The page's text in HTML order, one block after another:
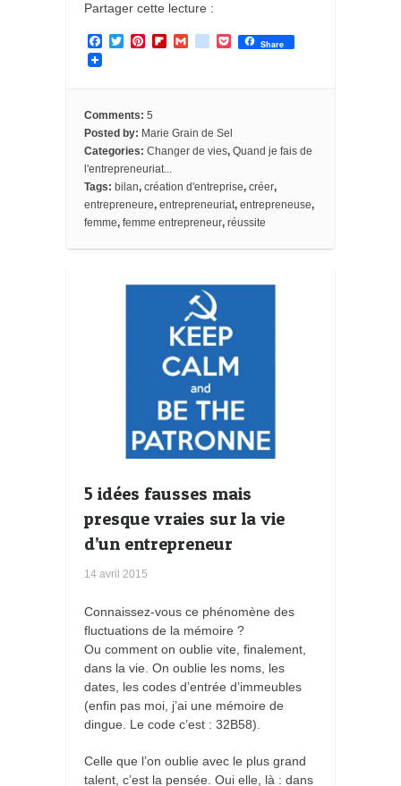
Partager cette lecture :
F
o
o
k
T
e
r
P
r
e
s
t
F
a
r
d
b
o
k
a
r
P
Share
Comments: 5
Posted by: Marie Grain de Sel
Categories: Changer de vies, Quand je fais de
l'entrepreneuriat...
Tags: bilan, création d'entreprise, créer,
entrepreneure, entrepreneuriat, entrepreneuse,
femme, femme entrepreneur, réussite
5 idées fausses mais
presque vraies sur la vie
d’un entrepreneur
14 avril 2015
Connaissez-vous ce phénomène des
fluctuations de la mémoire ?
Ou comment on oublie vite, finalement,
dans la vie. On oublie les noms, les
dates, les codes d’entrée d’immeubles
(enfin pas moi, j’ai une mémoire de
dingue. Le code c’est : 32B58).
Celle que l’on oublie avec le plus grand
talent, c’est la pensée. Oui elle, là : dans